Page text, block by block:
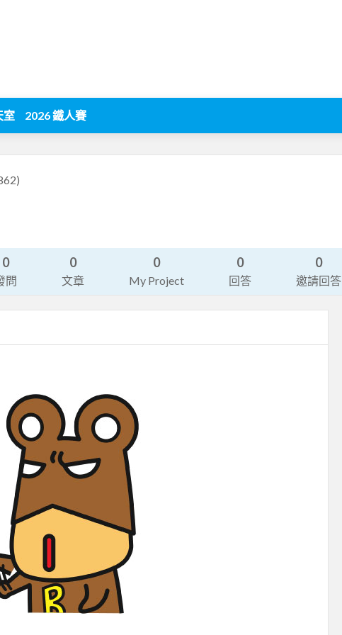
室 2026 鐵人賽
0
問
0
文章
0
My Project
0
回答
0
邀請回答